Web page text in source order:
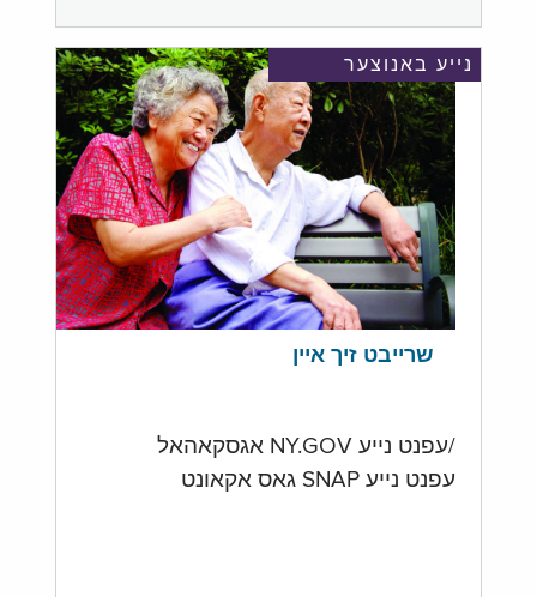
נייע באנוצער
שרייבט זיך איין
/עפנט נייע NY.GOV אגסקאהאל
עפנט נייע SNAP גאס אקאונט